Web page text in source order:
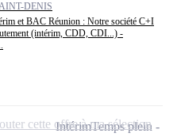
DENIS
et BAC Réunion : Notre société C+I
(intérim, CDD, CDI...) -
IntérimTemps plein
cette offre à ma sélection